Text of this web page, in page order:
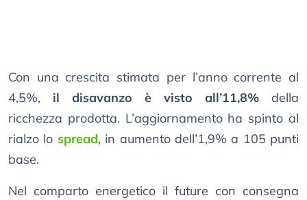
Con una crescita stimata per l’anno corrente al
4,5%, il disavanzo è visto all’11,8% della
ricchezza prodotta. L’aggiornamento ha spinto al
rialzo lo spread, in aumento dell’1,9% a 105 punti
base.
Nel comparto energetico il future con consegna